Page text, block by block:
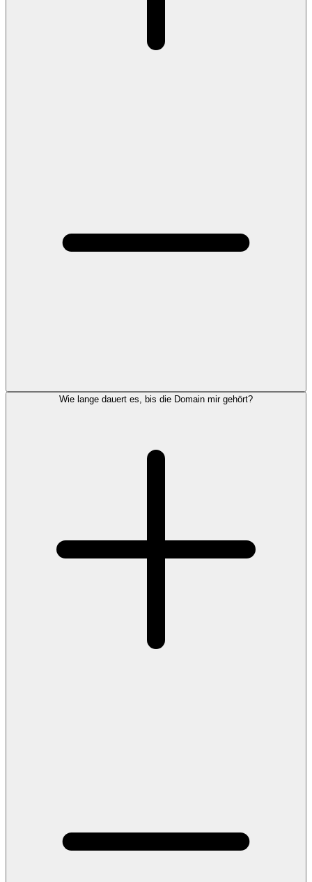
Wie lange dauert es, bis die Domain mir gehört?